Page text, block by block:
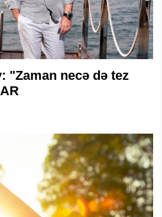
"Zaman necə də tez